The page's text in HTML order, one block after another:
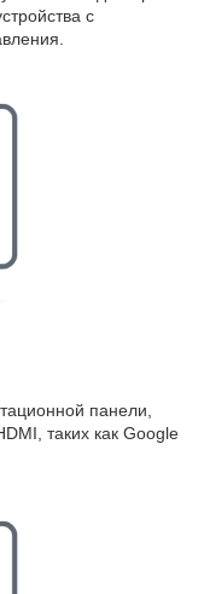
с
панели,
таких как Google